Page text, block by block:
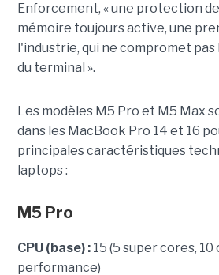
Enforcement, « une protection
mémoire toujours active, une
l'industrie, qui ne compromet
du terminal ».
Les modèles M5 Pro et M5 Max
dans les MacBook Pro 14 et 16
principales caractéristiques
laptops :
M5 Pro
CPU (base) : 15 (5 super cores, 10
performance)